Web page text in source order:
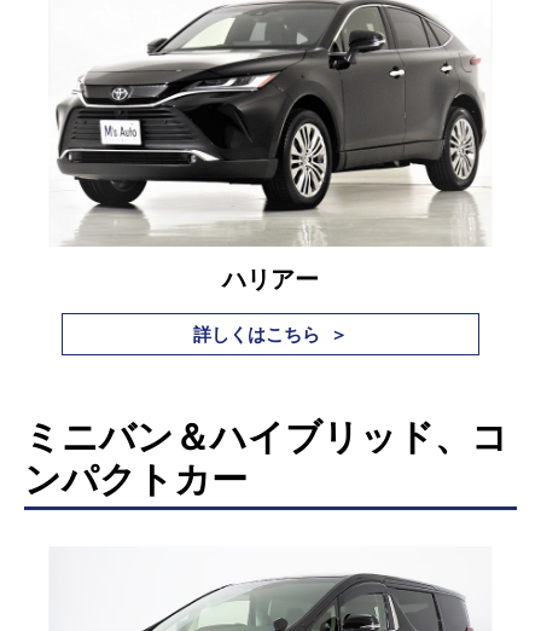
ハリアー
詳しくはこちら ＞
ミニバン＆ハイブリッド、コ
ンパクトカー